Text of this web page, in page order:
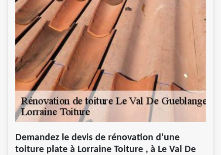
Demandez le devis de rénovation d’une
toiture plate à Lorraine Toiture , à Le Val De